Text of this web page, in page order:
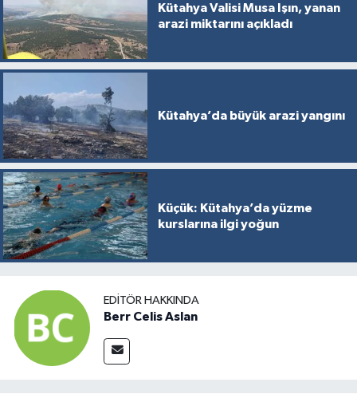
Kütahya Valisi Musa Işın, yanan
arazi miktarını açıkladı
Kütahya’da büyük arazi yangını
Küçük: Kütahya’da yüzme
kurslarına ilgi yoğun
EDITÖR HAKKINDA
Berr Celis Aslan